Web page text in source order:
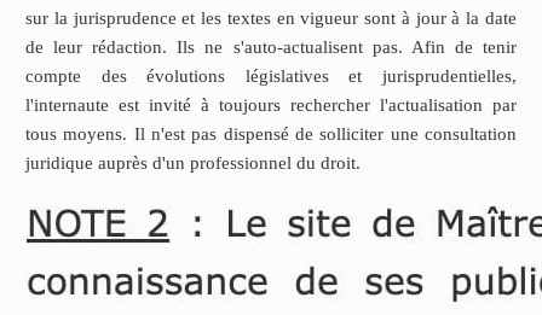
communauté réduite aux
acquêts. Il avait acquis
pendant le mariage une
villa sur la Côte d’Azur
d’une valeur de 600 000 €.
sur la jurisprudence et les textes en vigueur sont à jour à la date
de leur rédaction. Ils ne s'auto-actualisent pas. Afin de tenir
compte des évolutions législatives et jurisprudentielles,
l'internaute est invité à toujours rechercher l'actualisation par
tous moyens. Il n'est pas dispensé de solliciter une consultation
juridique auprès d'un professionnel du droit.